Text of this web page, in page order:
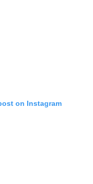
on Instagram